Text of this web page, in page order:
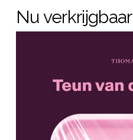
Nu verkrijgbaar